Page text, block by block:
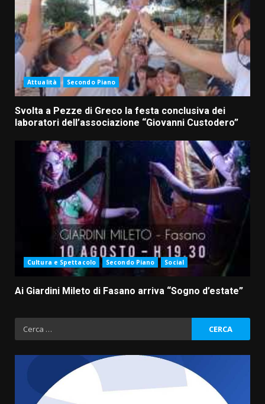
Attualità Secondo Piano
Svolta a Pezze di Greco la festa conclusiva dei
laboratori dell’associazione “Giovanni Custodero”
Cultura e Spettacolo Secondo Piano Social
Ai Giardini Mileto di Fasano arriva “Sogno d’estate”
Ricerca
per: